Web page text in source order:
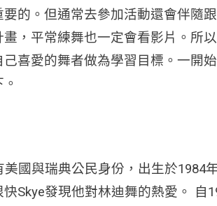
的。但通常去參加活動還會伴隨
，平常練舞也一定會看影片。 所
喜愛的舞者做為學習目標。一開
國與瑞典公民身份，出生於1984
快Skye發現他對林迪舞的熱愛。 自